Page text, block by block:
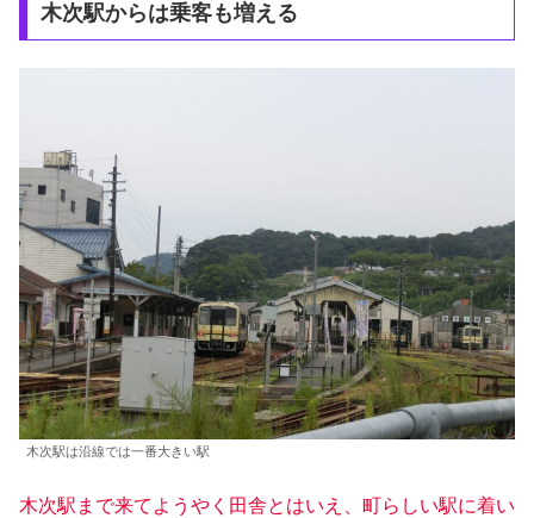
木次駅からは乗客も増える
木次駅は沿線では一番大きい駅
木次駅まで来てようやく田舎とはいえ、町らしい駅に着い